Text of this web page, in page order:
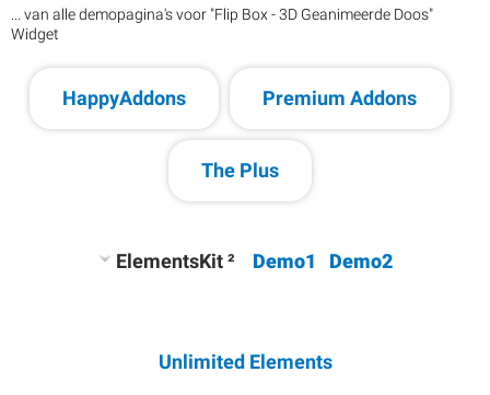
... van alle demopagina's voor "Flip Box - 3D Geanimeerde Doos"
Widget
HappyAddons Premium Addons
The Plus
ElementsKit ² Demo1 Demo2
Unlimited Elements